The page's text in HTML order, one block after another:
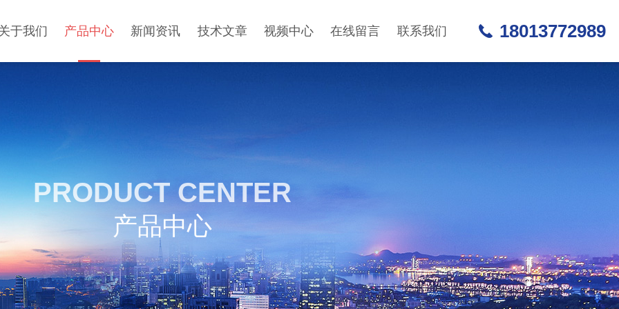
于我们 产品中心 新闻资讯 技术文章 视频中心 在线留言 联系我们 18013772989
PRODUCT CENTER
产品中心